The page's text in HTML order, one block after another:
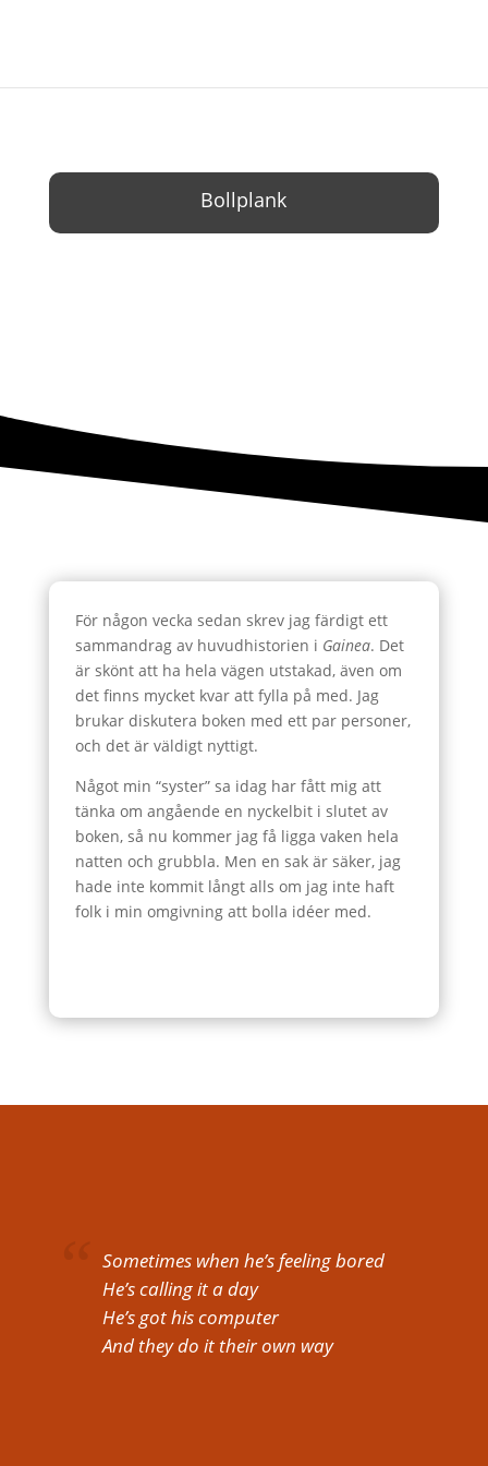
Bollplank
För någon vecka sedan skrev jag färdigt ett
sammandrag av huvudhistorien i Gainea. Det
är skönt att ha hela vägen utstakad, även om
det finns mycket kvar att fylla på med. Jag
brukar diskutera boken med ett par personer,
och det är väldigt nyttigt.
Något min “syster” sa idag har fått mig att
tänka om angående en nyckelbit i slutet av
boken, så nu kommer jag få ligga vaken hela
natten och grubbla. Men en sak är säker, jag
hade inte kommit långt alls om jag inte haft
folk i min omgivning att bolla idéer med.
Sometimes when he’s feeling bored
He’s calling it a day
He’s got his computer
And they do it their own way